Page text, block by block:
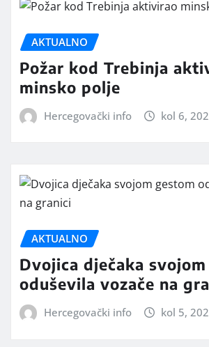
AKTUALNO
Požar kod Trebinja
minsko polje
Hercegovački info kol 6,
AKTUALNO
Dvojica dječaka
oduševila vozače na
Hercegovački info kol 5,